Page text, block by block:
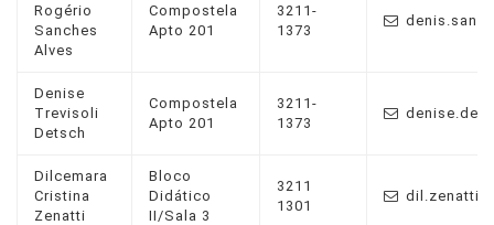
Rogério
Sanches
Alves
Compostela
Apto 201
3211-
1373
Denise
Trevisoli
Detsch
Compostela
Apto 201
3211-
1373
Dilcemara
Cristina
Zenatti
Bloco
Didático
II/Sala 3
3211
1301